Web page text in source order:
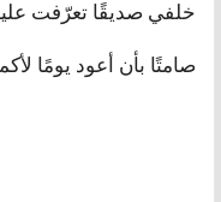
خلفي صديقًا تعرّفت عليه
صامتًا بأن أعود يومًا